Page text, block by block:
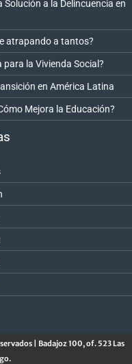
a la Delincuencia en
atrapando a tantos?
la Vivienda Social?
en América Latina
Mejora la Educación?
| Badajoz 100, of. 523 Las